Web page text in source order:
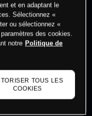
into see latest
et en adaptant le
Sélectionnez «
ou sélectionnez «
des cookies.
notre Politique de
TOUS LES
COOKIES